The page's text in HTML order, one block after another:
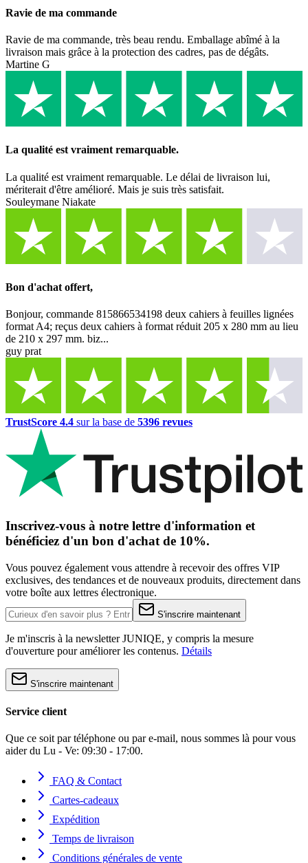
Ravie de ma commande
Ravie de ma commande, très beau rendu. Emballage abîmé à la
livraison mais grâce à la protection des cadres, pas de dégâts.
Martine G
La qualité est vraiment remarquable.
La qualité est vraiment remarquable. Le délai de livraison lui,
mériterait d'être amélioré. Mais je suis très satisfait.
Souleymane Niakate
Bon d'achat offert,
Bonjour, commande 815866534198 deux cahiers à feuilles lignées
format A4; reçus deux cahiers à format réduit 205 x 280 mm au lieu
de 210 x 297 mm. biz...
guy prat
TrustScore 4.4 sur la base de 5396 revues
Inscrivez-vous à notre lettre d'information et
bénéficiez d'un bon d'achat de 10%.
Vous pouvez également vous attendre à recevoir des offres VIP
exclusives, des tendances et de nouveaux produits, directement dans
votre boîte aux lettres électronique.
S'inscrire maintenant
Je m'inscris à la newsletter JUNIQE, y compris la mesure
d'ouverture pour améliorer les contenus. Détails
S'inscrire maintenant
Service client
Que ce soit par téléphone ou par e-mail, nous sommes là pour vous
aider du Lu - Ve: 09:30 - 17:00.
FAQ & Contact
Cartes-cadeaux
Expédition
Temps de livraison
Conditions générales de vente